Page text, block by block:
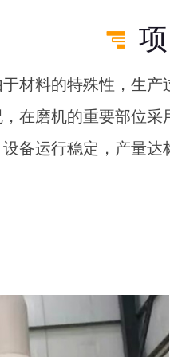
材料的特殊性，生
在磨机的重要部位
备运行稳定，产量达